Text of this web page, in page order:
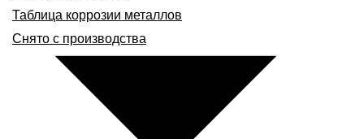
Таблица коррозии металлов
Снято с производства